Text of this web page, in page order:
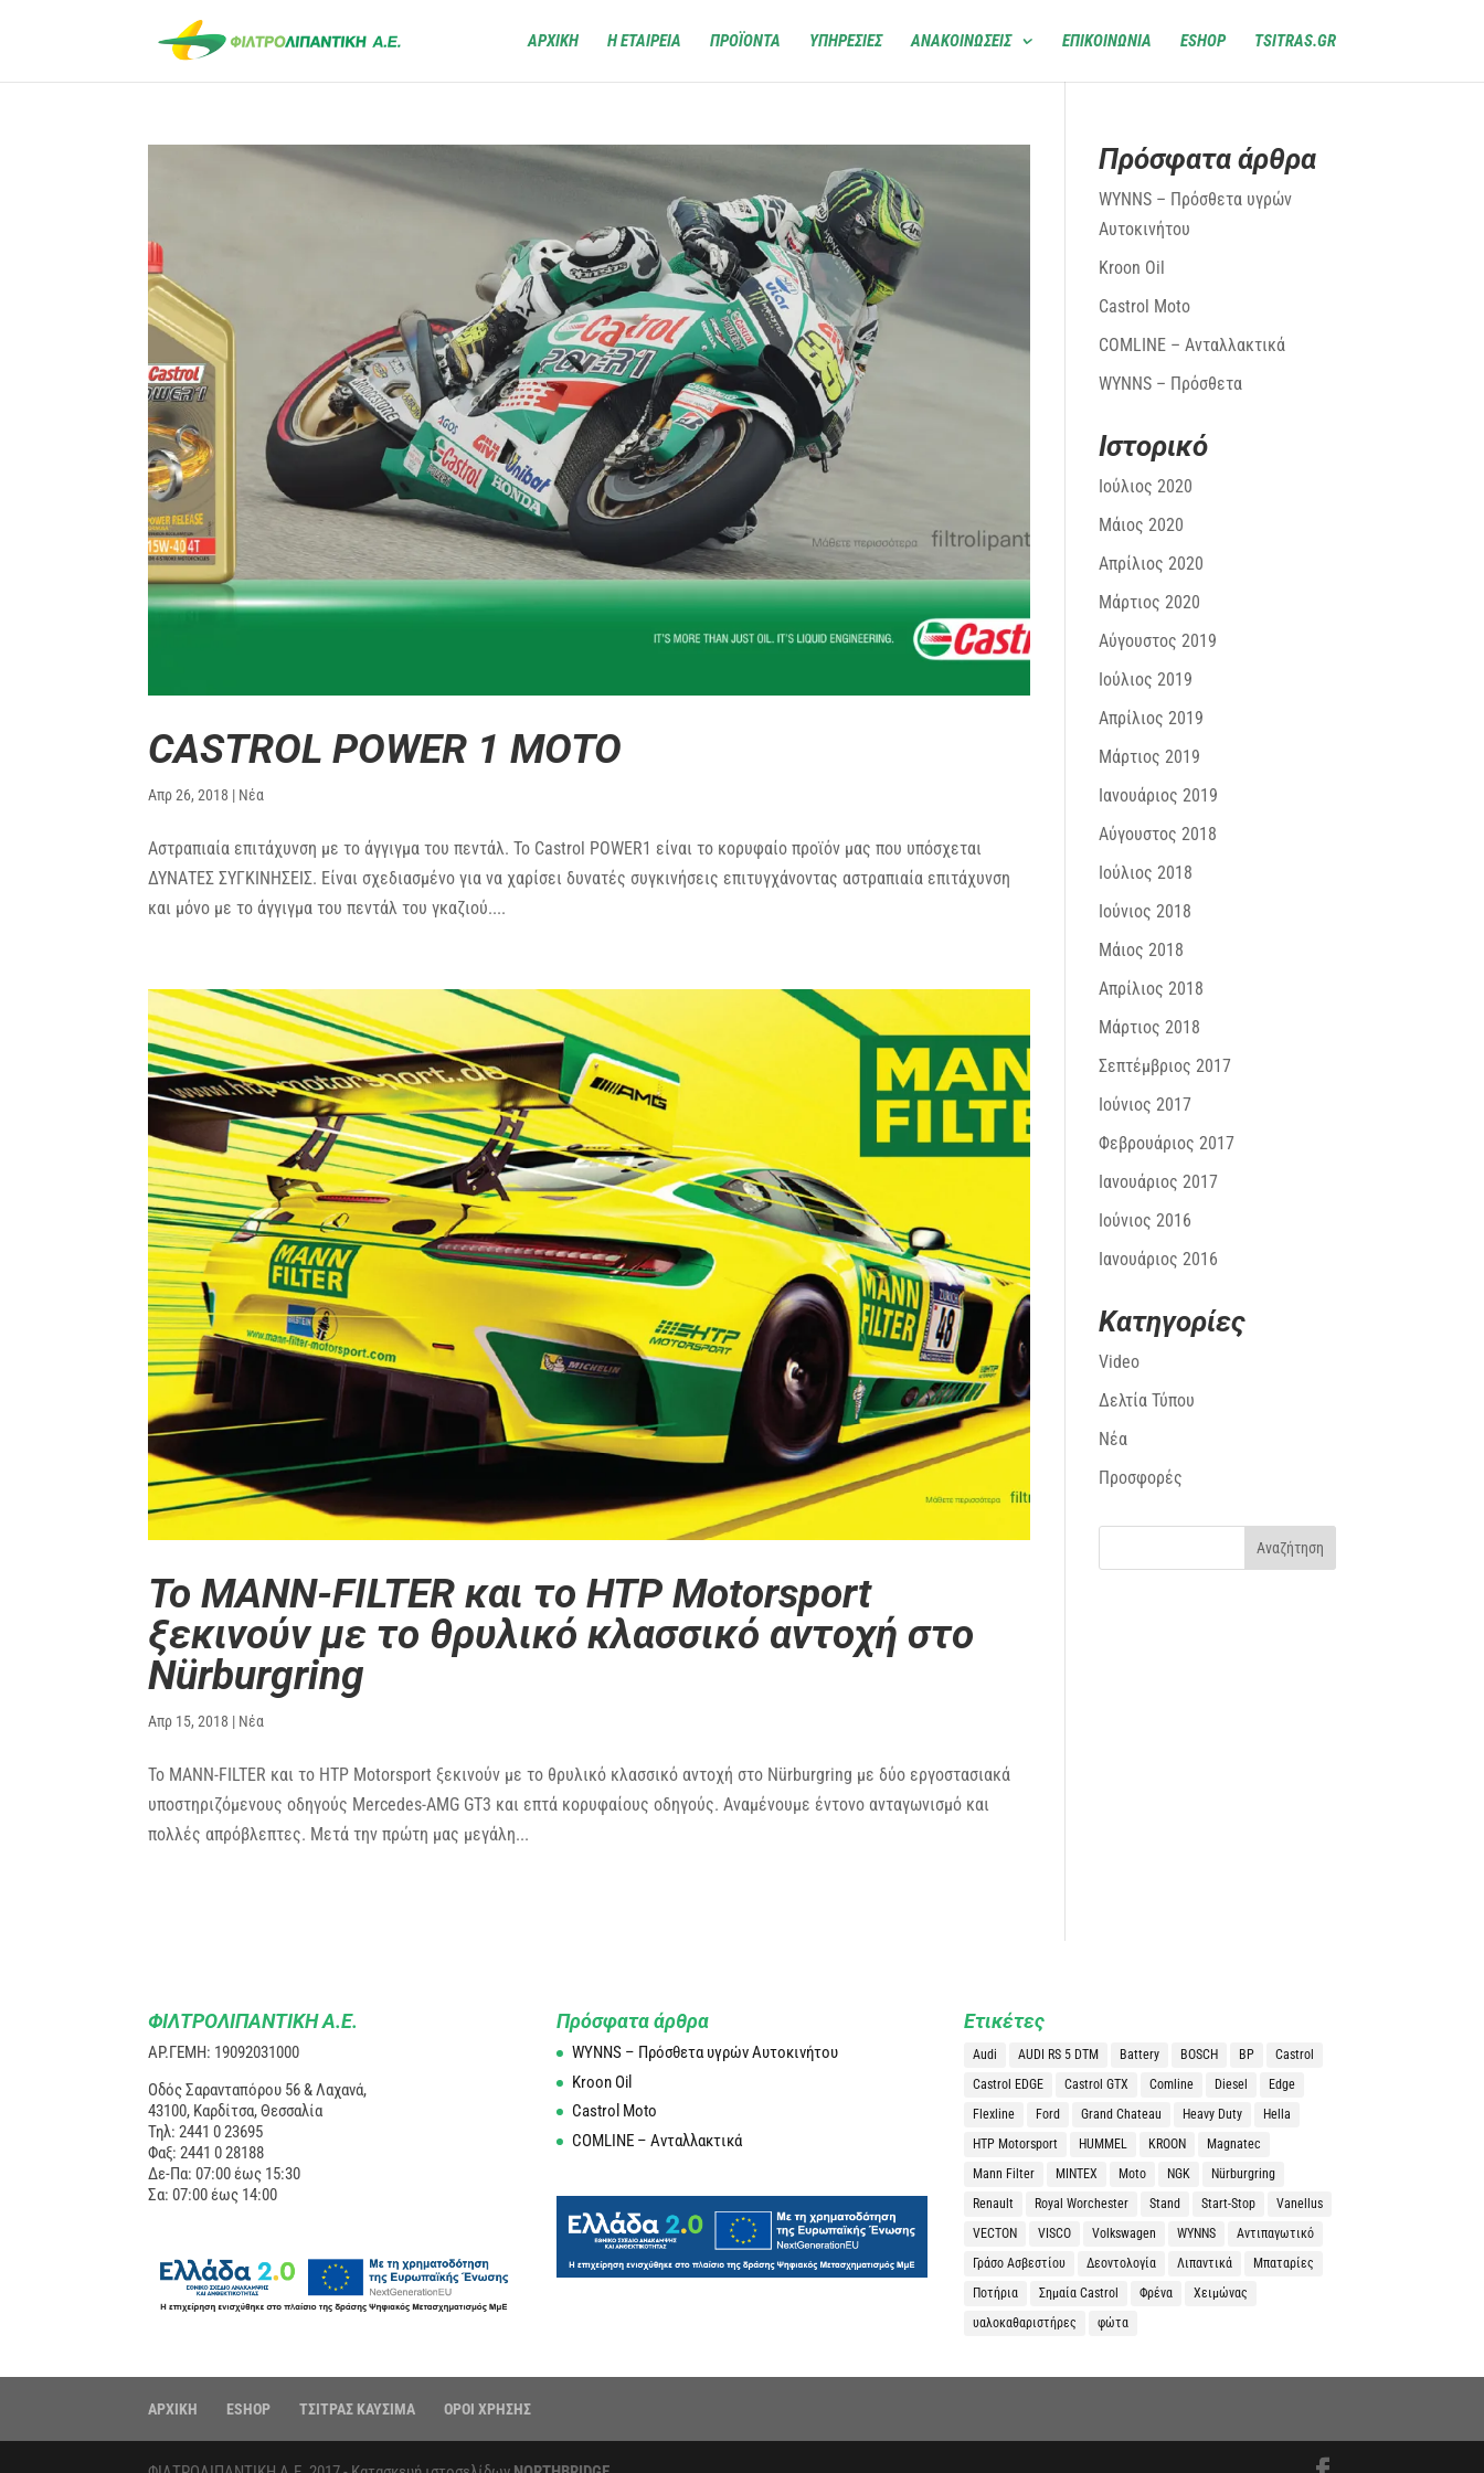
ΑΡΧΙΚΗ Η ΕΤΑΙΡΕΙΑ ΠΡΟΪΟΝΤΑ ΥΠΗΡΕΣΙΕΣ ΑΝΑΚΟΙΝΩΣΕΙΣ ΕΠΙΚΟΙΝΩΝΙΑ ESHOP TSITRAS.GR
CASTROL POWER 1 MOTO
Απρ 26, 2018 | Νέα
Αστραπιαία επιτάχυνση με το άγγιγμα του πεντάλ. Το Castrol POWER1 είναι το κορυφαίο προϊόν μας που υπόσχεται
ΔΥΝΑΤΕΣ ΣΥΓΚΙΝΗΣΕΙΣ. Είναι σχεδιασμένο για να χαρίσει δυνατές συγκινήσεις επιτυγχάνοντας αστραπιαία επιτάχυνση
και μόνο με το άγγιγμα του πεντάλ του γκαζιού....
Το MANN-FILTER και το HTP Motorsport
ξεκινούν με το θρυλικό κλασσικό αντοχή στο
Nürburgring
Απρ 15, 2018 | Νέα
Το MANN-FILTER και το HTP Motorsport ξεκινούν με το θρυλικό κλασσικό αντοχή στο Nürburgring με δύο εργοστασιακά
υποστηριζόμενους οδηγούς Mercedes-AMG GT3 και επτά κορυφαίους οδηγούς. Αναμένουμε έντονο ανταγωνισμό και
πολλές απρόβλεπτες. Μετά την πρώτη μας μεγάλη...
Πρόσφατα άρθρα
WYNNS – Πρόσθετα υγρών
Αυτοκινήτου
Kroon Oil
Castrol Moto
COMLINE – Ανταλλακτικά
WYNNS – Πρόσθετα
Ιστορικό
Ιούλιος 2020
Μάιος 2020
Απρίλιος 2020
Μάρτιος 2020
Αύγουστος 2019
Ιούλιος 2019
Απρίλιος 2019
Μάρτιος 2019
Ιανουάριος 2019
Αύγουστος 2018
Ιούλιος 2018
Ιούνιος 2018
Μάιος 2018
Απρίλιος 2018
Μάρτιος 2018
Σεπτέμβριος 2017
Ιούνιος 2017
Φεβρουάριος 2017
Ιανουάριος 2017
Ιούνιος 2016
Ιανουάριος 2016
Kατηγορίες
Video
Δελτία Τύπου
Νέα
Προσφορές
ΦΙΛΤΡΟΛΙΠΑΝΤΙΚΗ Α.Ε.
ΑΡ.ΓΕΜΗ: 19092031000
Οδός Σαρανταπόρου 56 & Λαχανά,
43100, Καρδίτσα, Θεσσαλία
Τηλ: 2441 0 23695
Φαξ: 2441 0 28188
Δε-Πα: 07:00 έως 15:30
Σα: 07:00 έως 14:00
Πρόσφατα άρθρα
WYNNS – Πρόσθετα υγρών Αυτοκινήτου
Kroon Oil
Castrol Moto
COMLINE – Ανταλλακτικά
Ετικέτες
Audi AUDI RS 5 DTM Battery BOSCH BP
Castrol
Castrol EDGE
Castrol GTX Comline Diesel
Edge
Flexline
Ford Grand Chateau Heavy Duty
Hella
HTP Motorsport
HUMMEL KROON
Magnatec
Mann Filter
MINTEX Moto NGK
Nürburgring
Renault
Royal Worchester Stand Start-Stop
Vanellus
VECTON
VISCO Volkswagen WYNNS
Αντιπαγωτικό
Γράσο Ασβεστίου
Δεοντολογία Λιπαντικά
Μπαταρίες
Ποτήρια
Σημαία Castrol Φρένα
Χειμώνας
υαλοκαθαριστήρες
φώτα
ΑΡΧΙΚΗ ESHOP ΤΣΙΤΡΑΣ ΚΑΥΣΙΜΑ ΟΡΟΙ ΧΡΗΣΗΣ